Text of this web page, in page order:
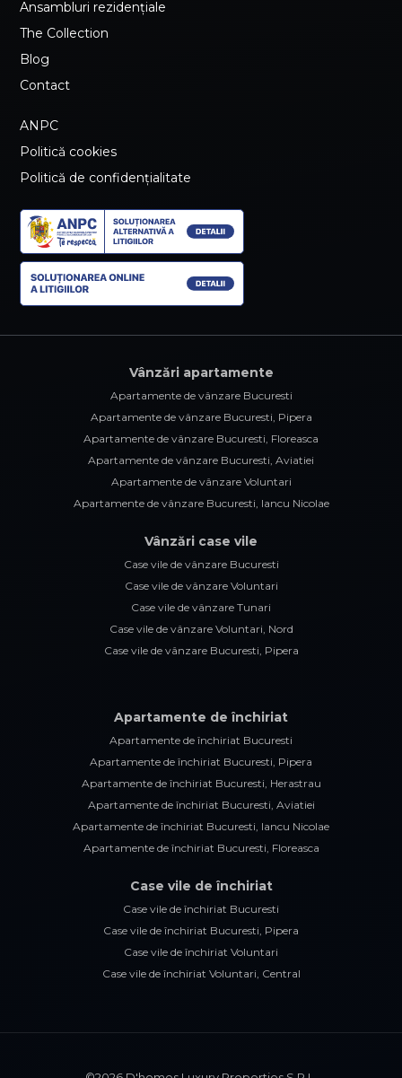
Ansambluri rezidențiale
The Collection
Blog
Contact
ANPC
Politică cookies
Politică de confidențialitate
Vânzări apartamente
Apartamente de vânzare Bucuresti
Apartamente de vânzare Bucuresti, Pipera
Apartamente de vânzare Bucuresti, Floreasca
Apartamente de vânzare Bucuresti, Aviatiei
Apartamente de vânzare Voluntari
Apartamente de vânzare Bucuresti, Iancu Nicolae
Vânzări case vile
Case vile de vânzare Bucuresti
Case vile de vânzare Voluntari
Case vile de vânzare Tunari
Case vile de vânzare Voluntari, Nord
Case vile de vânzare Bucuresti, Pipera
Apartamente de închiriat
Apartamente de închiriat Bucuresti
Apartamente de închiriat Bucuresti, Pipera
Apartamente de închiriat Bucuresti, Herastrau
Apartamente de închiriat Bucuresti, Aviatiei
Apartamente de închiriat Bucuresti, Iancu Nicolae
Apartamente de închiriat Bucuresti, Floreasca
Case vile de închiriat
Case vile de închiriat Bucuresti
Case vile de închiriat Bucuresti, Pipera
Case vile de închiriat Voluntari
Case vile de închiriat Voluntari, Central